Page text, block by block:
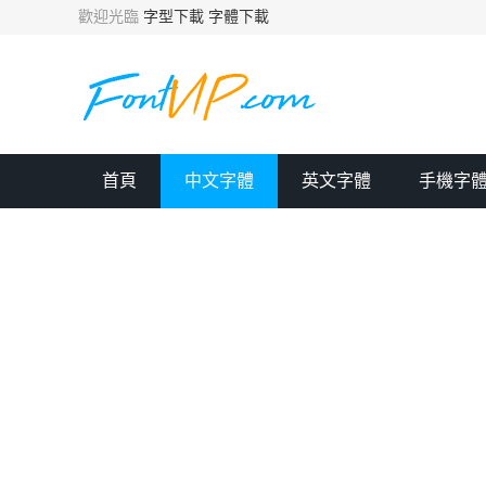
歡迎光臨 字型下載 字體下載
首頁 中文字體 英文字體 手機字